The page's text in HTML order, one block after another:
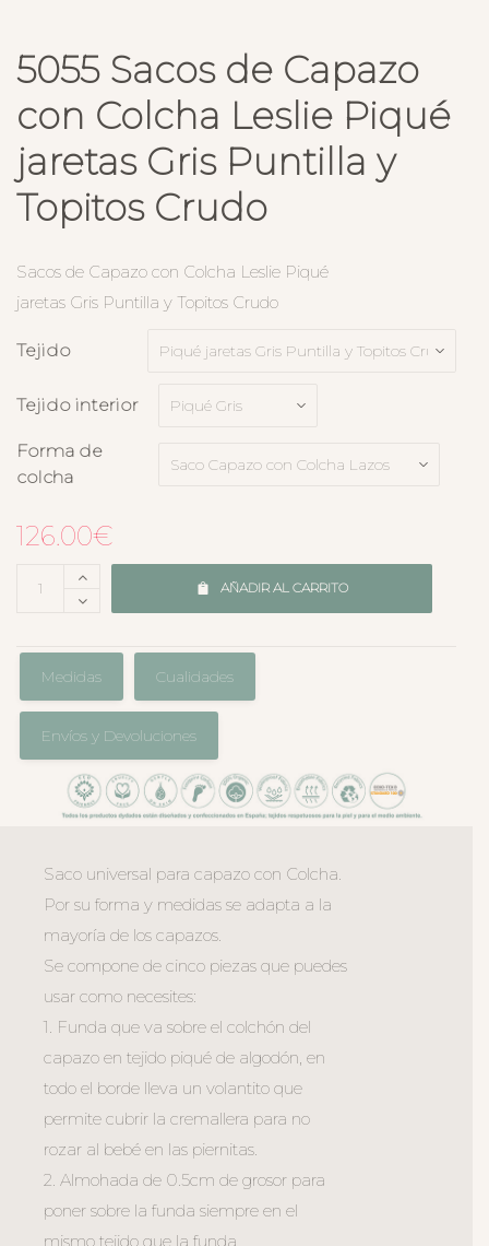
5055 Sacos de Capazo
con Colcha Leslie Piqué
jaretas Gris Puntilla y
Topitos Crudo
Sacos de Capazo con Colcha Leslie Piqué
jaretas Gris Puntilla y Topitos Crudo
Tejido
Tejido interior
Forma de
colcha
126.00€
AÑADIR AL CARRITO
Medidas Cualidades
Envíos y Devoluciones
Saco universal para capazo con Colcha.
Por su forma y medidas se adapta a la
mayoría de los capazos.
Se compone de cinco piezas que puedes
usar como necesites:
1. Funda que va sobre el colchón del
capazo en tejido piqué de algodón, en
todo el borde lleva un volantito que
permite cubrir la cremallera para no
rozar al bebé en las piernitas.
2. Almohada de 0.5cm de grosor para
poner sobre la funda siempre en el
mismo tejido que la funda.